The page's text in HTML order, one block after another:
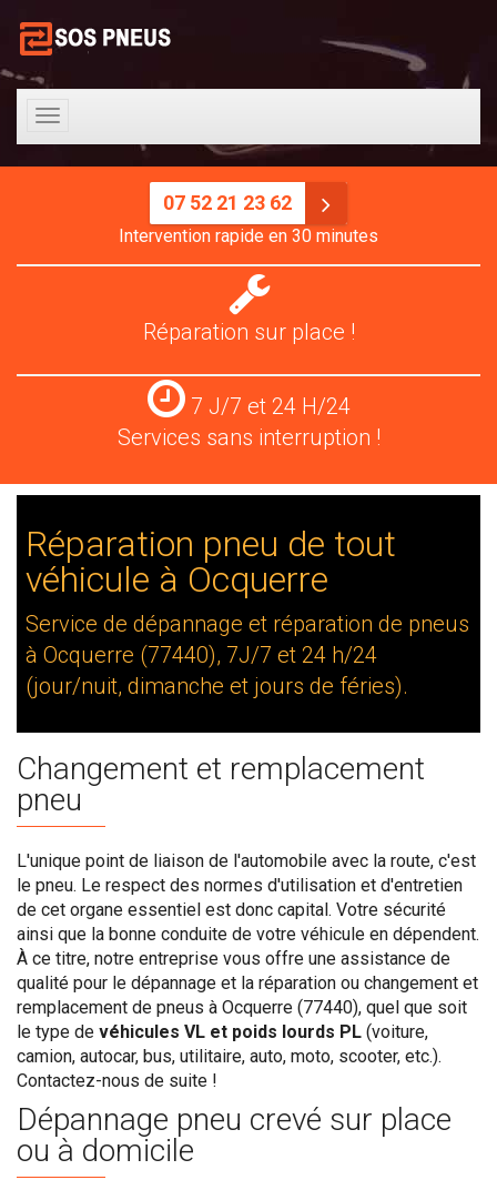
Toggle
navigation
07 52 21 23 62
Intervention rapide en 30 minutes
Réparation
pneus
Réparation sur place !
Services
24
H/24
7 J/7 et 24 H/24
Services sans interruption !
Réparation pneu de tout
véhicule à Ocquerre
Service de dépannage et réparation de pneus
à Ocquerre (77440), 7J/7 et 24 h/24
(jour/nuit, dimanche et jours de féries).
Changement et remplacement
pneu
L'unique point de liaison de l'automobile avec la route, c'est
le pneu. Le respect des normes d'utilisation et d'entretien
de cet organe essentiel est donc capital. Votre sécurité
ainsi que la bonne conduite de votre véhicule en dépendent.
À ce titre, notre entreprise vous offre une assistance de
qualité pour le dépannage et la réparation ou changement et
remplacement de pneus à Ocquerre (77440), quel que soit
le type de véhicules VL et poids lourds PL (voiture,
camion, autocar, bus, utilitaire, auto, moto, scooter, etc.).
Contactez-nous de suite !
Dépannage pneu crevé sur place
ou à domicile